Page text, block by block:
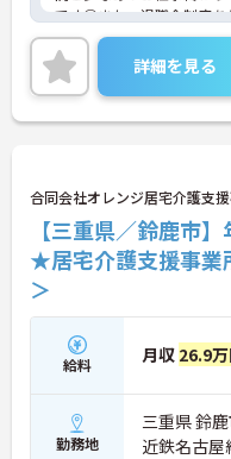
です◎また、退職金制度あ
すい環境が整っています♪
イントをお伝えしますので
い！
詳細を見る
合同会社オレンジ居宅介護支
【三重県／鈴鹿市
★居宅介護支援事業
＞
給料 月収 26.9
勤務地
三重県 鈴
近鉄名古